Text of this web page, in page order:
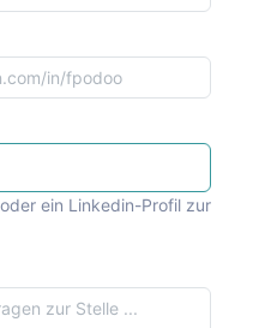
ein Linkedin-Profil zur